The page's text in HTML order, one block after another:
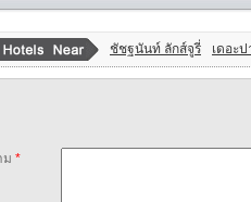
ชัชฐนันท์ ลักส์จูรี่ เดอะ
ม *